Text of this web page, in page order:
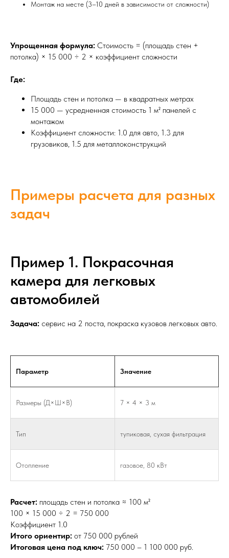
Монтаж на месте (3–10 дней в зависимости от сложности)
Упрощенная формула: Стоимость = (площадь стен +
потолка) × 15 000 ÷ 2 × коэффициент сложности
Где:
Площадь стен и потолка — в квадратных метрах
15 000 — усредненная стоимость 1 м² панелей с
монтажом
Коэффициент сложности: 1.0 для авто, 1.3 для
грузовиков, 1.5 для металлоконструкций
Примеры расчета для разных
задач
Пример 1. Покрасочная
камера для легковых
автомобилей
Задача: сервис на 2 поста, покраска кузовов легковых авто.
Параметр Значение
Размеры (Д×Ш×В) 7 × 4 × 3 м
Тип тупиковая, сухая фильтрация
Отопление газовое, 80 кВт
Расчет: площадь стен и потолка ≈ 100 м²
100 × 15 000 ÷ 2 = 750 000
Коэффициент 1.0
Итого ориентир: от 750 000 рублей
Итоговая цена под ключ: 750 000 – 1 100 000 руб.